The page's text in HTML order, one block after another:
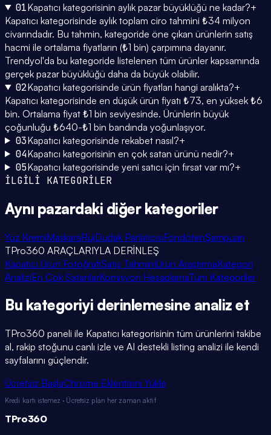
01Kapatıcı kategorisinin aylık pazar büyüklüğü ne kadar?+
Kapatıcı kategorisinde aylık toplam ciro tahmini ₺34 milyon
civarındadır. Bu tahmin, kategoride öne çıkan ürünlerin satış
hacmi ile ortalama fiyatların (₺1 bin) çarpımına dayanır.
Trendyol'da bu kategoride listelenen tüm ürünler kapsamında
gerçek pazar büyüklüğü daha da büyük olabilir.
02Kapatıcı kategorisinde ürün fiyatları hangi aralıkta?+
Kapatıcı kategorisinde en düşük ürün fiyatı ₺73, en yüksek ₺6
bin. Ortalama fiyat ₺1 bin seviyesinde. Ürünlerin büyük
çoğunluğu ₺640-₺1 bin bandında yoğunlaşıyor.
03Kapatıcı kategorisinde rekabet nasıl?+
04Kapatıcı kategorisinin en çok satan ürünü nedir?+
05Kapatıcı kategorisinde yeni satıcı için fırsat var mı?+
İLGİLİ KATEGORİLER
Aynı pazardaki diğer kategoriler
Yüz KremiMaskaraRujDudak ParlatıcısıFondötenŞampuan
TPro360 ARAÇLARIYLA DERİNLEŞ
Kapatıcı Ürün FotoğrafıSatış TahminiÜrün AraştırmaKategori
AnaliziEn Çok SatanlarKomisyon HesaplamaTüm Kategoriler
Bu kategoriyi derinlemesine analiz et
TPro360 paneli ile Kapatıcı kategorisinin tüm ürünlerini takibe
al, rakip stoğunu canlı izle ve AI destekli listing analizi ile kendi
sayfalarını güçlendir.
Ücretsiz BaşlaChrome Eklentisini Yükle
Kredi kartı istemez · Ücretsiz plan her zaman aktif
TPro360